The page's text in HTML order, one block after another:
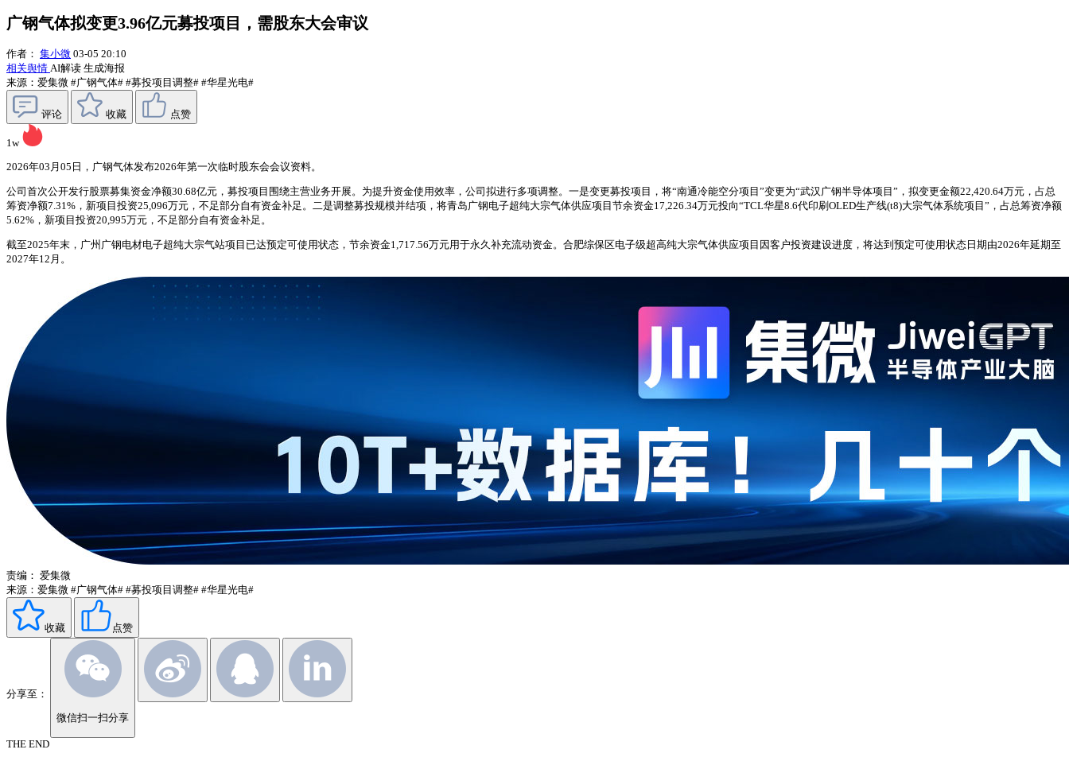
广钢气体拟变更3.96亿元募投项目，需股东大会审议
作者： 集小微 03-05 20:10
相关舆情 AI解读 生成海报
来源：爱集微 #广钢气体# #募投项目调整# #华星光电#
评论 收藏 点赞
1w
2026年03月05日，广钢气体发布2026年第一次临时股东会会议资料。
公司首次公开发行股票募集资金净额30.68亿元，募投项目围绕主营业务开展。为提升资金使用效率，公司拟进行多项调整。一是变更募投项目，将“南通冷能空分项目”变更为“武汉广钢半导体项目”，拟变更金额22,420.64万元，占总
筹资净额7.31%，新项目投资25,096万元，不足部分自有资金补足。二是调整募投规模并结项，将青岛广钢电子超纯大宗气体供应项目节余资金17,226.34万元投向“TCL华星8.6代印刷OLED生产线(t8)大宗气体系统项目”，占总筹资净额
5.62%，新项目投资20,995万元，不足部分自有资金补足。
截至2025年末，广州广钢电材电子超纯大宗气站项目已达预定可使用状态，节余资金1,717.56万元用于永久补充流动资金。合肥综保区电子级超高纯大宗气体供应项目因客户投资建设进度，将达到预定可使用状态日期由2026年延期至
2027年12月。
责编： 爱集微
来源：爱集微 #广钢气体# #募投项目调整# #华星光电#
收藏 点赞
分享至：
微信扫一扫分享
THE END